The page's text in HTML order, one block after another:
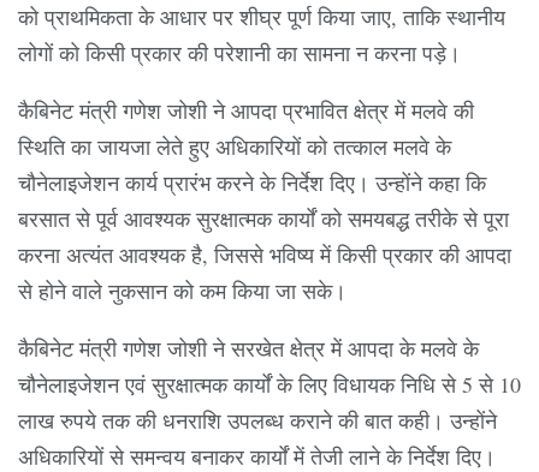
को प्राथमिकता के आधार पर शीघ्र पूर्ण किया जाए, ताकि स्थानीय
लोगों को किसी प्रकार की परेशानी का सामना न करना पड़े।
कैबिनेट मंत्री गणेश जोशी ने आपदा प्रभावित क्षेत्र में मलवे की
स्थिति का जायजा लेते हुए अधिकारियों को तत्काल मलवे के
चौनेलाइजेशन कार्य प्रारंभ करने के निर्देश दिए। उन्होंने कहा कि
बरसात से पूर्व आवश्यक सुरक्षात्मक कार्यों को समयबद्ध तरीके से पूरा
करना अत्यंत आवश्यक है, जिससे भविष्य में किसी प्रकार की आपदा
से होने वाले नुकसान को कम किया जा सके।
कैबिनेट मंत्री गणेश जोशी ने सरखेत क्षेत्र में आपदा के मलवे के
चौनेलाइजेशन एवं सुरक्षात्मक कार्यों के लिए विधायक निधि से 5 से 10
लाख रुपये तक की धनराशि उपलब्ध कराने की बात कही। उन्होंने
अधिकारियों से समन्वय बनाकर कार्यों में तेजी लाने के निर्देश दिए।